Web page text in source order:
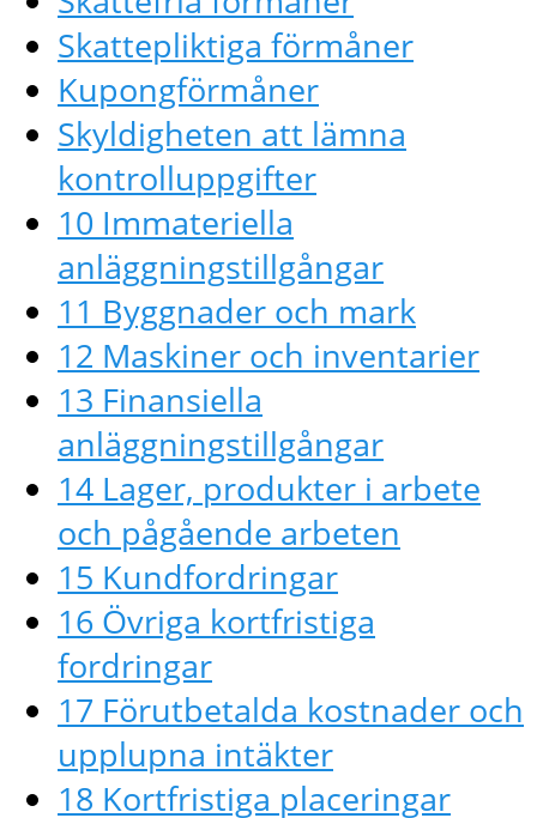
Skattepliktiga förmåner
Kupongförmåner
Skyldigheten att lämna
kontrolluppgifter
10 Immateriella
anläggningstillgångar
11 Byggnader och mark
12 Maskiner och inventarier
13 Finansiella
anläggningstillgångar
14 Lager, produkter i arbete
och pågående arbeten
15 Kundfordringar
16 Övriga kortfristiga
fordringar
17 Förutbetalda kostnader och
upplupna intäkter
18 Kortfristiga placeringar